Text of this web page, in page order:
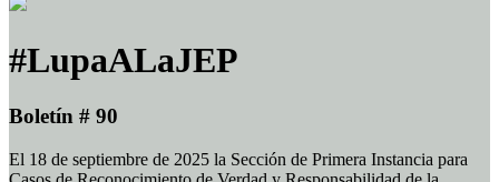
#LupaALaJEP
Boletín # 90
El 18 de septiembre de 2025 la Sección de Primera Instancia para